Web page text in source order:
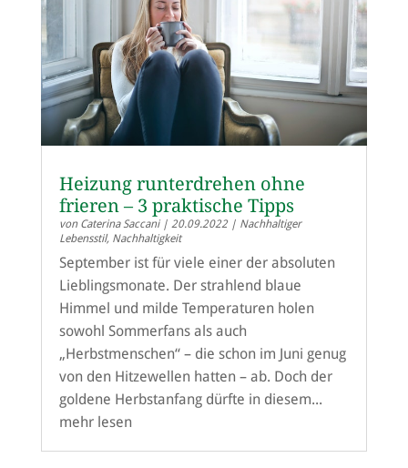
Heizung runterdrehen ohne
frieren – 3 praktische Tipps
von Caterina Saccani| 20.09.2022| Nachhaltiger
Lebensstil, Nachhaltigkeit
September ist für viele einer der absoluten
Lieblingsmonate. Der strahlend blaue
Himmel und milde Temperaturen holen
sowohl Sommerfans als auch
„Herbstmenschen“ – die schon im Juni genug
von den Hitzewellen hatten – ab. Doch der
goldene Herbstanfang dürfte in diesem...
mehr lesen